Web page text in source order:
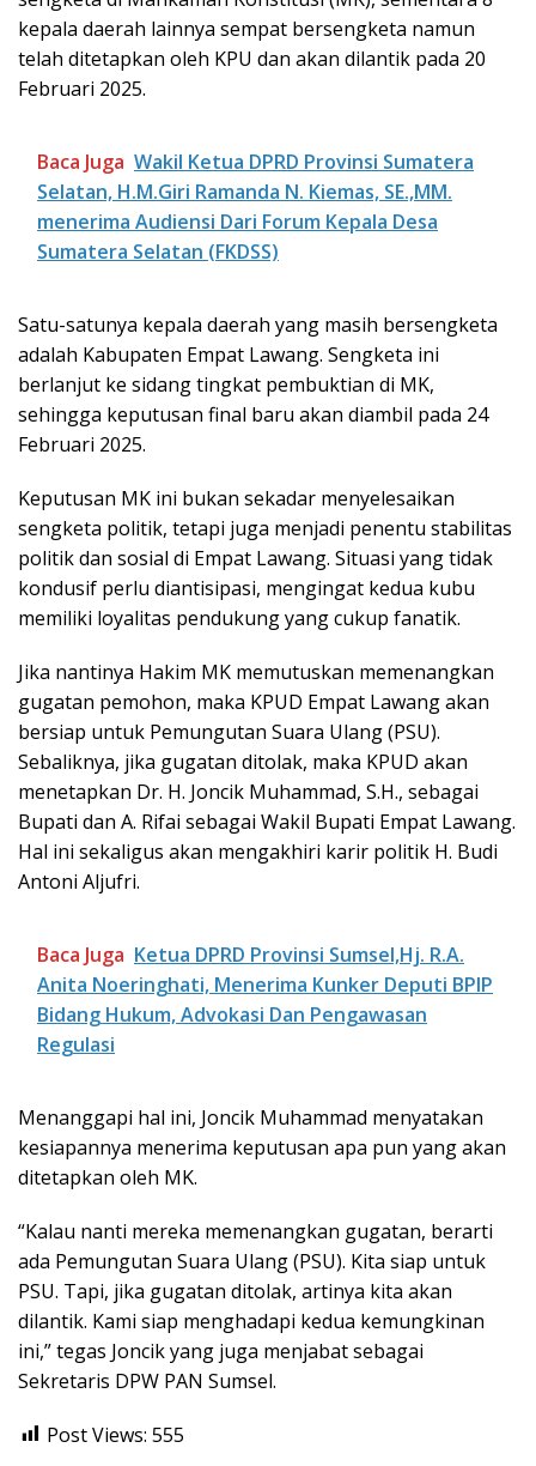
kepala daerah lainnya sempat bersengketa namun
telah ditetapkan oleh KPU dan akan dilantik pada 20
Februari 2025.
Baca Juga Wakil Ketua DPRD Provinsi Sumatera
Selatan, H.M.Giri Ramanda N. Kiemas, SE.,MM.
menerima Audiensi Dari Forum Kepala Desa
Sumatera Selatan (FKDSS)
Satu-satunya kepala daerah yang masih bersengketa
adalah Kabupaten Empat Lawang. Sengketa ini
berlanjut ke sidang tingkat pembuktian di MK,
sehingga keputusan final baru akan diambil pada 24
Februari 2025.
Keputusan MK ini bukan sekadar menyelesaikan
sengketa politik, tetapi juga menjadi penentu stabilitas
politik dan sosial di Empat Lawang. Situasi yang tidak
kondusif perlu diantisipasi, mengingat kedua kubu
memiliki loyalitas pendukung yang cukup fanatik.
Jika nantinya Hakim MK memutuskan memenangkan
gugatan pemohon, maka KPUD Empat Lawang akan
bersiap untuk Pemungutan Suara Ulang (PSU).
Sebaliknya, jika gugatan ditolak, maka KPUD akan
menetapkan Dr. H. Joncik Muhammad, S.H., sebagai
Bupati dan A. Rifai sebagai Wakil Bupati Empat Lawang.
Hal ini sekaligus akan mengakhiri karir politik H. Budi
Antoni Aljufri.
Baca Juga Ketua DPRD Provinsi Sumsel,Hj. R.A.
Anita Noeringhati, Menerima Kunker Deputi BPIP
Bidang Hukum, Advokasi Dan Pengawasan
Regulasi
Menanggapi hal ini, Joncik Muhammad menyatakan
kesiapannya menerima keputusan apa pun yang akan
ditetapkan oleh MK.
“Kalau nanti mereka memenangkan gugatan, berarti
ada Pemungutan Suara Ulang (PSU). Kita siap untuk
PSU. Tapi, jika gugatan ditolak, artinya kita akan
dilantik. Kami siap menghadapi kedua kemungkinan
ini,” tegas Joncik yang juga menjabat sebagai
Sekretaris DPW PAN Sumsel.
Post Views: 555